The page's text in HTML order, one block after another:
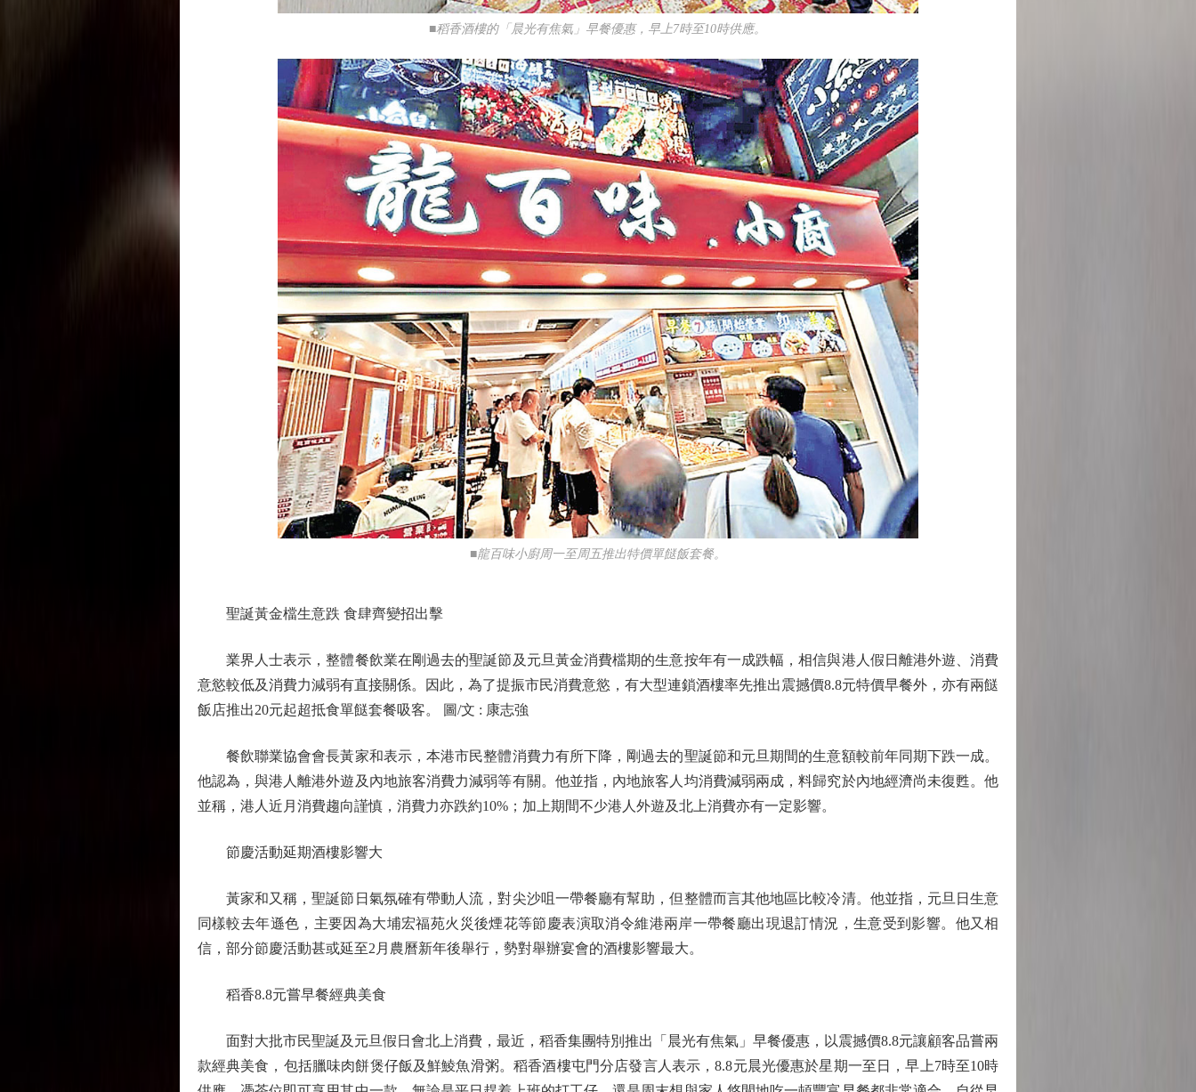
■稻香酒樓的「晨光有焦氣」早餐優惠，早上7時至10時供應。
■龍百味小廚周一至周五推出特價單餸飯套餐。
聖誕黃金檔生意跌 食肆齊變招出擊
業界人士表示，整體餐飲業在剛過去的聖誕節及元旦黃金消費檔期的生意按年有一成跌幅，相信與港人假日離港外遊、消費
意慾較低及消費力減弱有直接關係。因此，為了提振市民消費意慾，有大型連鎖酒樓率先推出震撼價8.8元特價早餐外，亦有兩餸
飯店推出20元起超抵食單餸套餐吸客。 圖/文 : 康志強
餐飲聯業協會會長黃家和表示，本港市民整體消費力有所下降，剛過去的聖誕節和元旦期間的生意額較前年同期下跌一成。
他認為，與港人離港外遊及內地旅客消費力減弱等有關。他並指，內地旅客人均消費減弱兩成，料歸究於內地經濟尚未復甦。他
並稱，港人近月消費趨向謹慎，消費力亦跌約10%；加上期間不少港人外遊及北上消費亦有一定影響。
節慶活動延期酒樓影響大
黃家和又稱，聖誕節日氣氛確有帶動人流，對尖沙咀一帶餐廳有幫助，但整體而言其他地區比較冷清。他並指，元旦日生意
同樣較去年遜色，主要因為大埔宏福苑火災後煙花等節慶表演取消令維港兩岸一帶餐廳出現退訂情況，生意受到影響。他又相
信，部分節慶活動甚或延至2月農曆新年後舉行，勢對舉辦宴會的酒樓影響最大。
稻香8.8元嘗早餐經典美食
面對大批市民聖誕及元旦假日會北上消費，最近，稻香集團特別推出「晨光有焦氣」早餐優惠，以震撼價8.8元讓顧客品嘗兩
款經典美食，包括臘味肉餅煲仔飯及鮮鯪魚滑粥。稻香酒樓屯門分店發言人表示，8.8元晨光優惠於星期一至日，早上7時至10時